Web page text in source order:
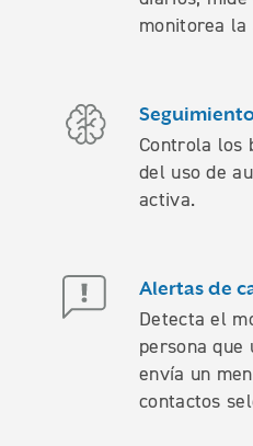
monitorea
Controla los
del uso de
activa.
Alertas de
Detecta el
persona que
envía un
contactos